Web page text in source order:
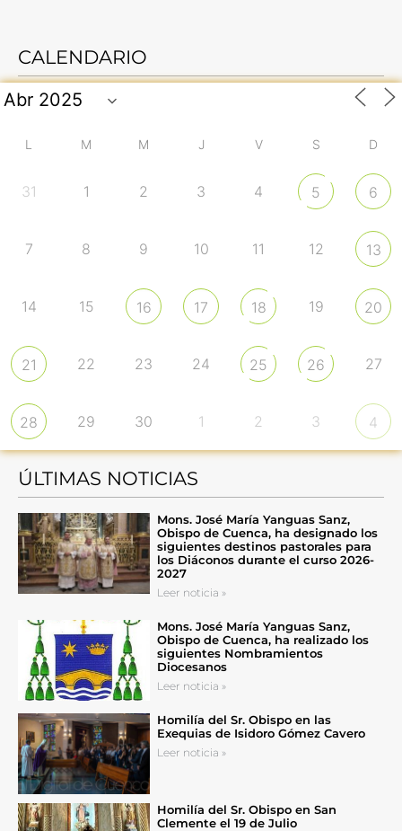
CALENDARIO
L M M J V S D
31 1 2 3 4 5 6
7 8 9 10 11 12 13
14 15 16 17 18 19 20
21 22 23 24 25 26 27
28 29 30 1 2 3 4
ÚLTIMAS NOTICIAS
Mons. José María Yanguas Sanz,
Obispo de Cuenca, ha designado los
siguientes destinos pastorales para
los Diáconos durante el curso 2026-
2027
Leer noticia »
Mons. José María Yanguas Sanz,
Obispo de Cuenca, ha realizado los
siguientes Nombramientos
Diocesanos
Leer noticia »
Homilía del Sr. Obispo en las
Exequias de Isidoro Gómez Cavero
Leer noticia »
Homilía del Sr. Obispo en San
Clemente el 19 de Julio